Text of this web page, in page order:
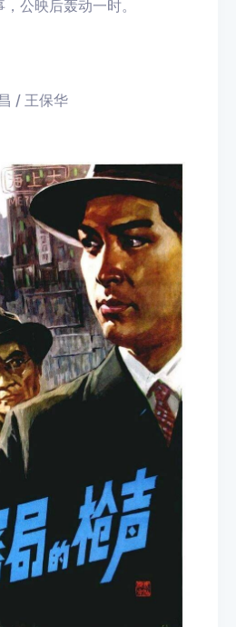
公映后轰动一时。
/ 王保华